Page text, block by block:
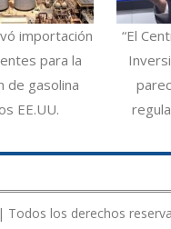
importación
para la
de gasolina
EE.UU.
“El
los derechos